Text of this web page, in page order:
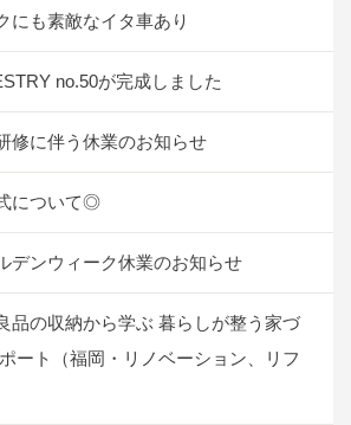
にも素敵なイタ車あり
no.50が完成しました
修に伴う休業のお知らせ
について◎
デンウィーク休業のお知らせ
品の収納から学ぶ 暮らしが整う家づ
ート（福岡・リノベーション、リフ